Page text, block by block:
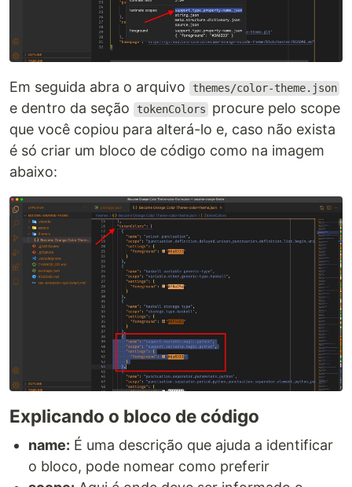
Em seguida abra o arquivo themes/color-theme.json
e dentro da seção tokenColors
procure pelo scope
que você copiou para alterá-lo e, caso não exista
é só criar um bloco de código como na imagem
abaixo:
Explicando o bloco de código
name: É uma descrição que ajuda a identificar
o bloco, pode nomear como preferir